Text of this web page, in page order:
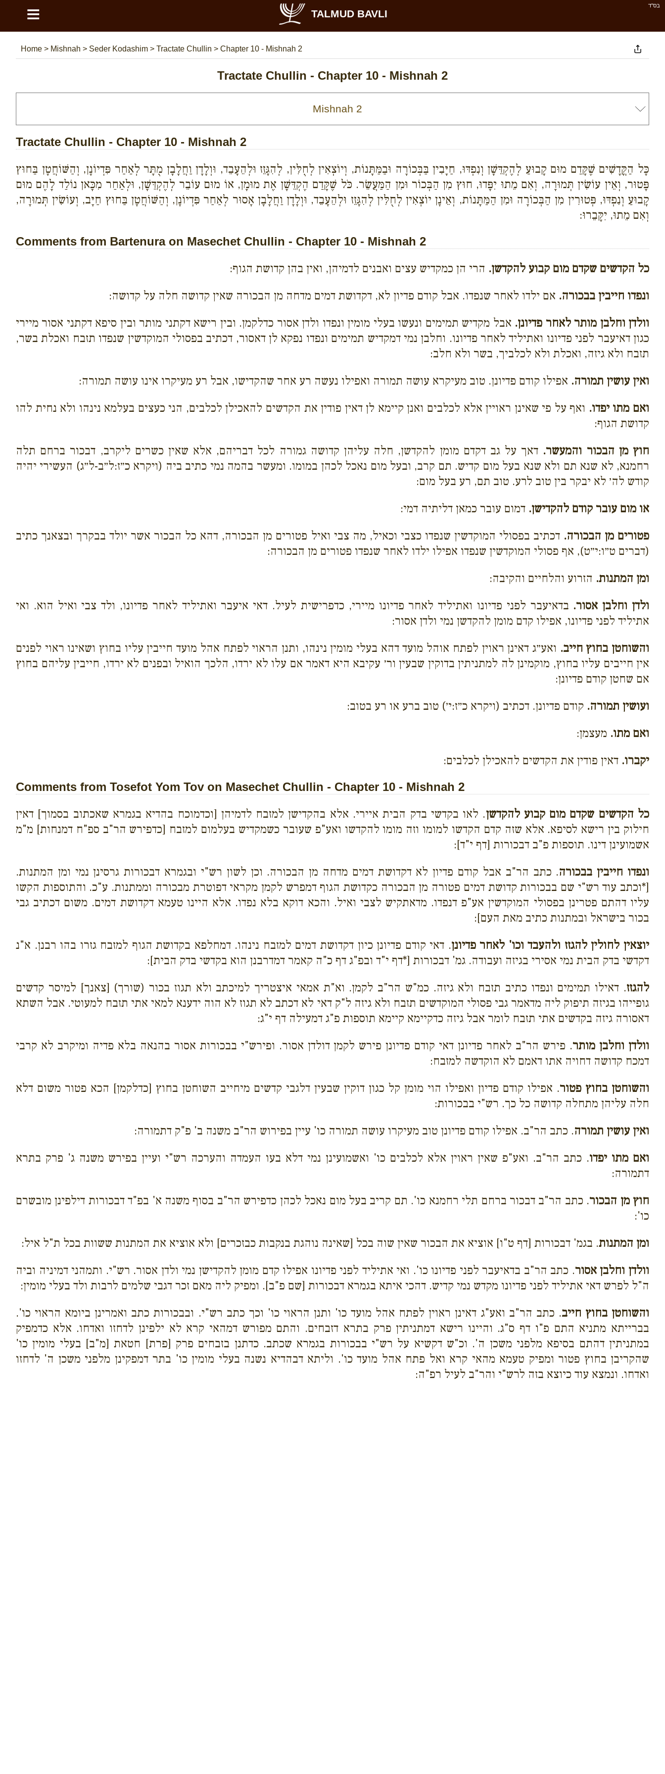
בס''ד ≡ TALMUD BAVLI
Home > Mishnah > Seder Kodashim > Tractate Chullin > Chapter 10 - Mishnah 2
Tractate Chullin - Chapter 10 - Mishnah 2
Tractate Chullin - Chapter 10 - Mishnah 2
כָּל הַקֳּדָשִׁים שֶׁקָּדַם מוּם קָבוּעַ לְהֶקְדֵּשָׁן וְנִפְדּוּ, חַיָּבִין בַּבְּכוֹרָה וּבַמַּתָּנוֹת, וְיוֹצְאִין לְחֻלִּין, לְהִגָּזֵז וּלְהֵעָבֵד, וּוְלָדָן וַחֲלָבָן מֻתָּר לְאַחַר פִּדְיוֹנָן, וְהַשּׁוֹחֲטָן בַּחוּץ
פָּטוּר, וְאֵין עוֹשִׂין תְּמוּרָה, וְאִם מֵתוּ יִפָּדוּ, חוּץ מִן הַבְּכוֹר וּמִן הַמַּעֲשֵׂר. כֹּל שֶׁקָּדַם הֶקְדֵּשָׁן אֶת מוּמָן, אוֹ מוּם עוֹבֵר לְהֶקְדֵּשָׁן, וּלְאַחַר מִכָּאן נוֹלַד לָהֶם מוּם
קָבוּעַ וְנִפְדּוּ, פְּטוּרִין מִן הַבְּכוֹרָה וּמִן הַמַּתָּנוֹת, וְאֵינָן יוֹצְאִין לְחֻלִּין לְהִגָּזֵז וּלְהֵעָבֵד, וּוְלָדָן וַחֲלָבָן אָסוּר לְאַחַר פִּדְיוֹנָן, וְהַשּׁוֹחֲטָן בַּחוּץ חַיָּב, וְעוֹשִׂין תְּמוּרָה,
וְאִם מֵתוּ, יִקָּבֵרוּ:
Comments from Bartenura on Masechet Chullin - Chapter 10 - Mishnah 2
כל הקדשים שקדם מום קבוע להקדשן. הרי הן כמקדיש עצים ואבנים לדמיהן, ואין בהן קדושת הגוף:
ונפדו חייבין בבכורה. אם ילדו לאחר שנפדו. אבל קודם פדיון לא, דקדושת דמים מדחה מן הבכורה שאין קדושה חלה על קדושה:
וולדן וחלבן מותר לאחר פדיונן. אבל מקדיש תמימים ונעשו בעלי מומין ונפדו ולדן אסור כדלקמן. ובין רישא דקתני מותר ובין סיפא דקתני אסור מיירי
כגון דאיעבר לפני פדיונו ואתיליד לאחר פדיונו. וחלבן נמי דמקדיש תמימים ונפדו נפקא לן דאסור, דכתיב בפסולי המוקדשין שנפדו תזבח ואכלת בשר,
תזבח ולא גיזה, ואכלת ולא לכלביך, בשר ולא חלב:
ואין עושין תמורה. אפילו קודם פדיונן. טוב מעיקרא עושה תמורה ואפילו נעשה רע אחר שהקדישו, אבל רע מעיקרו אינו עושה תמורה:
ואם מתו יפדו. ואף על פי שאינן ראויין אלא לכלבים ואנן קיימא לן דאין פודין את הקדשים להאכילן לכלבים, הני כעצים בעלמא נינהו ולא נחית להו
קדושת הגוף:
חוץ מן הבכור והמעשר. דאך על גב דקדם מומן להקדשן, חלה עליהן קדושה גמורה לכל דבריהם, אלא שאין כשרים ליקרב, דבכור ברחם תלה
רחמנא, לא שנא תם ולא שנא בעל מום קדיש. תם קרב, ובעל מום נאכל לכהן במומו. ומעשר בהמה נמי כתיב ביה (ויקרא כ״ז:ל״ב-ל״ג) העשירי יהיה
קודש לה׳ לא יבקר בין טוב לרע. טוב תם, רע בעל מום:
או מום עובר קודם להקדישן. דמום עובר כמאן דליתיה דמי:
פטורים מן הבכורה. דכתיב בפסולי המוקדשין שנפדו כצבי וכאיל, מה צבי ואיל פטורים מן הבכורה, דהא כל הבכור אשר יולד בבקרך ובצאנך כתיב
(דברים ט״ו:י״ט), אף פסולי המוקדשין שנפדו אפילו ילדו לאחר שנפדו פטורים מן הבכורה:
ומן המתנות. הזרוע והלחיים והקיבה:
ולדן וחלבן אסור. בדאיעבר לפני פדיונו ואתיליד לאחר פדיונו מיירי, כדפרישית לעיל. דאי איעבר ואתיליד לאחר פדיונו, ולד צבי ואיל הוא. ואי
אתיליד לפני פדיונו, אפילו קדם מומן להקדשן נמי ולדן אסור:
והשוחטן בחוץ חייב. ואע״ג דאינן ראוין לפתח אוהל מועד דהא בעלי מומין נינהו, ותנן הראוי לפתח אהל מועד חייבין עליו בחוץ ושאינו ראוי לפנים
אין חייבים עליו בחוץ, מוקמינן לה למתניתין בדוקין שבעין ור׳ עקיבא היא דאמר אם עלו לא ירדו, הלכך הואיל ובפנים לא ירדו, חייבין עליהם בחוץ
אם שחטן קודם פדיונן:
ועושין תמורה. קודם פדיונן. דכתיב (ויקרא כ״ז:י׳) טוב ברע או רע בטוב:
ואם מתו. מעצמן:
יקברו. דאין פודין את הקדשים להאכילן לכלבים:
Comments from Tosefot Yom Tov on Masechet Chullin - Chapter 10 - Mishnah 2
כל הקדשים שקדם מום קבוע להקדשן. לאו בקדשי בדק הבית איירי. אלא בהקדישן למזבח לדמיהן [וכדמוכח בהדיא בגמרא שאכתוב בסמוך] דאין
חילוק בין רישא לסיפא. אלא שזה קדם הקדשו למומו וזה מומו להקדשו ואע"פ שעובר כשמקדיש בעלמום למזבח [כדפירש הר"ב ספ"ח דמנחות] מ"מ
אשמועינן דינו. תוספות פ"ב דבכורות [דף י"ד]:
ונפדו חייבין בבכורה. כתב הר"ב אבל קודם פדיון לא דקדושת דמים מדחה מן הבכורה. וכן לשון רש"י ובגמרא דבכורות גרסינן נמי ומן המתנות.
[*וכתב עוד רש"י שם בבכורות קדושת דמים פטורה מן הבכורה כקדושת הגוף דמפרש לקמן מקראי דפוטרת מבכורה וממתנות. ע"כ. והתוספות הקשו
עליו דהתם פטרינן בפסולי המוקדשין אע"פ דנפדו. מדאתקיש לצבי ואיל. והכא דוקא בלא נפדו. אלא היינו טעמא דקדושת דמים. משום דכתיב גבי
בכור בישראל ובמתנות כתיב מאת העם]:
יוצאין לחולין להגזז ולהעבד וכו' לאחר פדיונן. דאי קודם פדיונן כיון דקדושת דמים למזבח נינהו. דמחלפא בקדושת הגוף למזבח גזרו בהו רבנן. א"נ
דקדשי בדק הבית נמי אסירי בגיזה ועבודה. גמ' דבכורות [*דף י"ד ובפ"ג דף כ"ה קאמר דמדרבנן הוא בקדשי בדק הבית]:
להגזז. דאילו תמימים ונפדו כתיב תזבח ולא גיזה. כמ"ש הר"ב לקמן. וא"ת אמאי איצטריך למיכתב ולא תגוז בכור (שורך) [צאנך] למיסר קדשים
גופייהו בגיזה תיפוק ליה מדאמר גבי פסולי המוקדשים תזבח ולא גיזה ל"ק דאי לא דכתב לא תגוז לא הוה ידענא למאי אתי תזבח למעוטי. אבל השתא
דאסורה גיזה בקדשים אתי תזבח לומר אבל גיזה כדקיימא קיימא תוספות פ"ג דמעילה דף י"ג:
וולדן וחלבן מותר. פירש הר"ב לאחר פדיונן דאי קודם פדיונן פירש לקמן דולדן אסור. ופירש"י בבכורות אסור בהנאה בלא פדיה ומיקרב לא קרבי
דמכח קדושה דחויה אתו דאמם לא הוקדשה למזבח:
והשוחטן בחוץ פטור. אפילו קודם פדיון ואפילו הוי מומן קל כגון דוקין שבעין דלגבי קדשים מיחייב השוחטן בחוץ [כדלקמן] הכא פטור משום דלא
חלה עליהן מתחלה קדושה כל כך. רש"י בבכורות:
ואין עושין תמורה. כתב הר"ב. אפילו קודם פדיונן טוב מעיקרו עושה תמורה כו' עיין בפירוש הר"ב משנה ב' פ"ק דתמורה:
ואם מתו יפדו. כתב הר"ב. ואע"פ שאין ראוין אלא לכלבים כו' ואשמועינן נמי דלא בעו העמדה והערכה רש"י ועיין בפירש משנה ג' פרק בתרא
דתמורה:
חוץ מן הבכור. כתב הר"ב דבכור ברחם תלי רחמנא כו'. תם קריב בעל מום נאכל לכהן כדפירש הר"ב בסוף משנה א' בפ"ד דבכורות דילפינן מובשרם
כו':
ומן המתנות. בגמ' דבכורות [דף ט"ו] אוציא את הבכור שאין שוה בכל [שאינה נוהגת בנקבות כבזכרים] ולא אוציא את המתנות ששוות בכל ת"ל איל:
וולדן וחלבן אסור. כתב הר"ב בדאיעבר לפני פדיונו כו'. ואי אתיליד לפני פדיונו אפילו קדם מומן להקדישן נמי ולדן אסור. רש"י. ותמהני דמיניה וביה
ה"ל לפרש דאי אתיליד לפני פדיונו מקדש נמי קדיש. דהכי איתא בגמרא דבכורות [שם פ"ב]. ומפיק ליה מאם זכר דגבי שלמים לרבות ולד בעלי מומין:
והשוחטן בחוץ חייב. כתב הר"ב ואע"ג דאינן ראוין לפתח אהל מועד כו' ותנן הראוי כו' וכך כתב רש"י. ובבכורות כתב ואמרינן ביומא הראוי כו'.
בברייתא מתניא התם פ"ו דף ס"ג. והיינו רישא דמתניתין פרק בתרא דזבחים. והתם מפורש דמהאי קרא לא ילפינן לדחזו ואדחו. אלא כדמפיק
במתניתין דהתם בסיפא מלפני משכן ה'. וכ"ש דקשיא על רש"י בבכורות בגמרא שכתב. כדתנן בזבחים פרק [פרת] חטאת [מ"ב] בעלי מומין כו'
שהקריבן בחוץ פטור ומפיק טעמא מהאי קרא ואל פתח אהל מועד כו'. וליתא דבהדיא נשנה בעלי מומין כו' בתר דמפקינן מלפני משכן ה' לדחזו
ואדחו. ונמצא עוד כיוצא בזה לרש"י והר"ב לעיל רפ"ה: